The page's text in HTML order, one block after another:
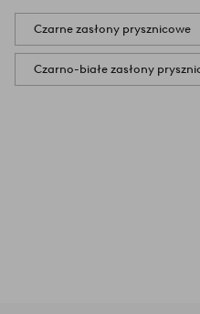
Czarne zasłony prysznicowe
Czarno-białe zasłony